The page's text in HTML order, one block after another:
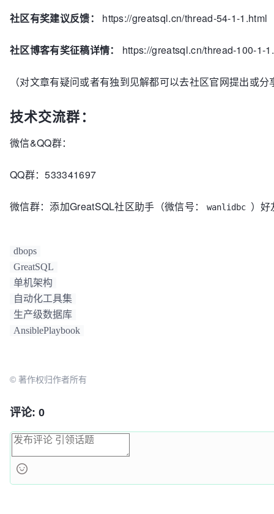
社区有奖建议反馈： https://greatsql.cn/thread-54-1-1.html
社区博客有奖征稿详情： https://greatsql.cn/thread-100-1-
（对文章有疑问或者有独到见解都可以去社区官网提出或分
技术交流群：
微信&QQ群：
QQ群：533341697
微信群：添加GreatSQL社区助手（微信号： wanlidbc ）好
dbops
GreatSQL
单机架构
自动化工具集
生产级数据库
AnsiblePlaybook
© 著作权归作者所有
评论: 0